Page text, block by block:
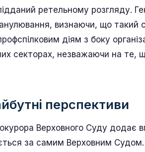
ретельному розгляду.
визнаючи, що такий
діям з боку
секторах, незважаючи на те,
перспективи
Верховного Суду додає
за самим Верховним Судом.